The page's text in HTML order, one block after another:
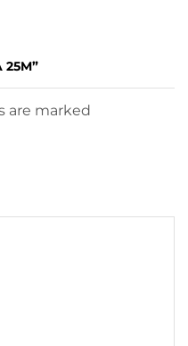
25M”
are marked